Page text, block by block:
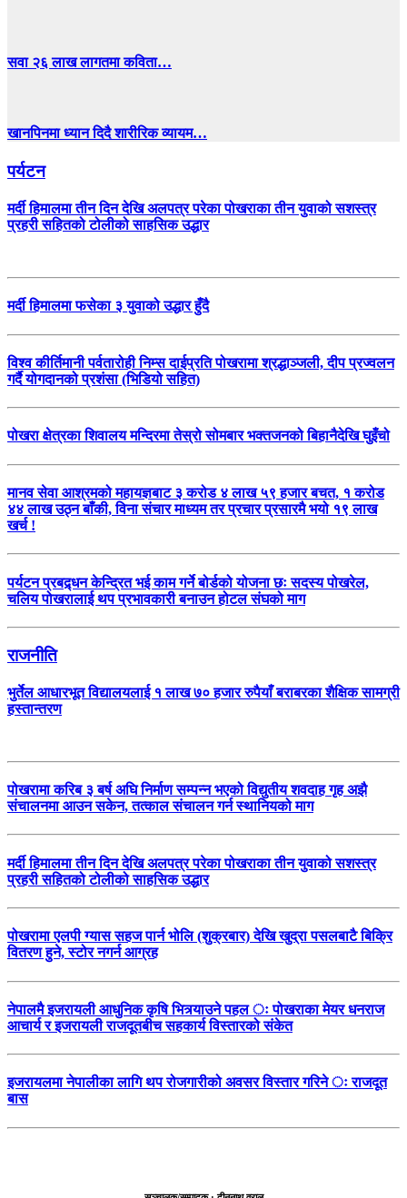
सवा २६ लाख लागतमा कविता…
खानपिनमा ध्यान दिदै शारीरिक व्यायम…
पर्यटन
मर्दी हिमालमा तीन दिन देखि अलपत्र परेका पोखराका तीन युवाको सशस्त्र
प्रहरी सहितको टोलीको साहसिक उद्धार
मर्दी हिमालमा फसेका ३ युवाको उद्धार हुँदै
विश्व कीर्तिमानी पर्वतारोही निम्स दाईप्रति पोखरामा श्रद्धाञ्जली, दीप प्रज्वलन
गर्दै योगदानको प्रशंसा (भिडियो सहित)
पोखरा क्षेत्रका शिवालय मन्दिरमा तेस्रो सोमबार भक्तजनको बिहानैदेखि घुइँचो
मानव सेवा आश्रमको महायज्ञबाट ३ करोड ४ लाख ५९ हजार बचत, १ करोड
४४ लाख उठ्न बाँकी, विना संचार माध्यम तर प्रचार प्रसारमै भयो १९ लाख
खर्च !
पर्यटन प्रबद्र्धन केन्द्रित भई काम गर्ने बोर्डको योजना छः सदस्य पोखरेल,
चलिय पोखरालाई थप प्रभावकारी बनाउन होटल संघको माग
राजनीति
भुर्तेल आधारभूत विद्यालयलाई १ लाख ७० हजार रुपैयाँ बराबरका शैक्षिक सामग्री
हस्तान्तरण
पोखरामा करिब ३ बर्ष अघि निर्माण सम्पन्न भएको विद्युतीय शवदाह गृह अझै
संचालनमा आउन सकेन, तत्काल संचालन गर्न स्थानियको माग
मर्दी हिमालमा तीन दिन देखि अलपत्र परेका पोखराका तीन युवाको सशस्त्र
प्रहरी सहितको टोलीको साहसिक उद्धार
पोखरामा एलपी ग्यास सहज पार्न भोलि (शुक्रबार) देखि खुद्रा पसलबाटै बिक्रि
वितरण हुने, स्टोर नगर्न आग्रह
नेपालमै इजरायली आधुनिक कृषि भित्र्याउने पहल ः पोखराका मेयर धनराज
आचार्य र इजरायली राजदूतबीच सहकार्य विस्तारको संकेत
इजरायलमा नेपालीका लागि थप रोजगारीको अवसर विस्तार गरिने ः राजदूत
बास